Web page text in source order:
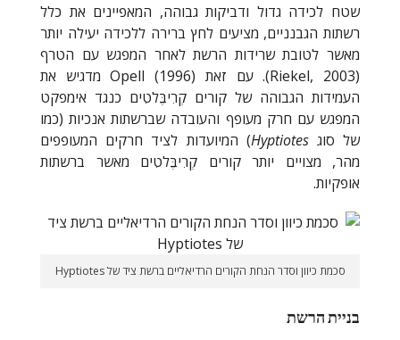
שטח לכידה גדול ודביקות גבוהה, המאפיינים את כלל
רשתות הגבנניים, מציעים לחץ ברירה ללכידה יעילה יותר
מאשר לטובת שרידות הרשת לאחר המפגש עם הטרף
(
Riekel, 2003). עם זאת Opell (1996)מדגיש את
העמידות הגבוהה של קורים קְרִיבֶּלטִים כנגד אימפקט
המפגש עם חרק מעופף והעובדה שברשתות אנכיות (כמו
של סוגHyptiotes) המיועדות לציד חרקים המעופפים
מהר, מצויים יותר קורים קְרִיבֶּלטִים מאשר ברשתות
אופקיות.
סכמת כיוון וסדר הנחת הקורים הרדיאליים ברשת ציד של Hyptiotes
בניית הרשת